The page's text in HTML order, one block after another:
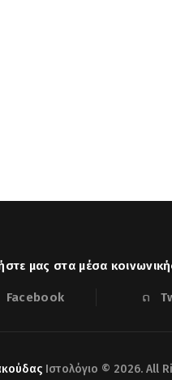
μας στα μέσα
Facebook
Ιστολόγιο © 2026. All